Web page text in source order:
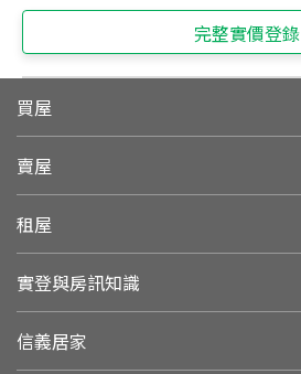
完整實價登錄
買屋
賣屋
租屋
實登與房訊知識
信義居家